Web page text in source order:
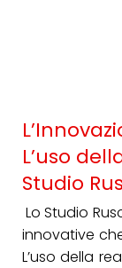
L’uso
Studio
Lo Studio
innovative
L’uso della